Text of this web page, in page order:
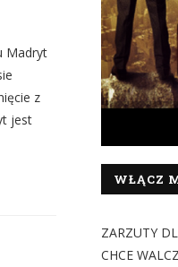
Madryt
z
jest
WŁĄCZ
ZARZUTY
CHCE